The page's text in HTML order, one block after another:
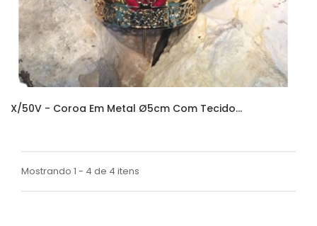
X/50V - Coroa Em Metal Ø5cm Com Tecido...
Mostrando 1 - 4 de 4 itens